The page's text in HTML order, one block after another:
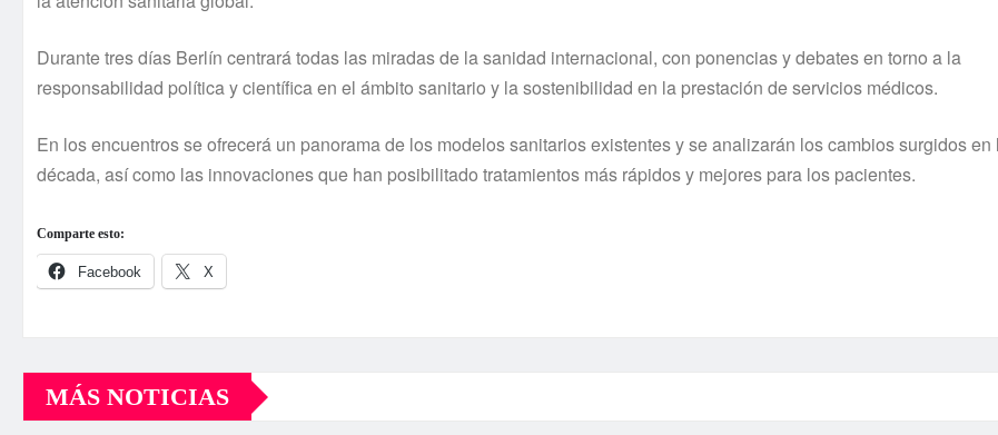
Durante tres dí­as Berlí­n centrará todas las miradas de la sanidad internacional, con ponencias y debates en torno a la
responsabilidad polí­tica y cientí­fica en el ámbito sanitario y la sostenibilidad en la prestación de servicios médicos.
En los encuentros se ofrecerá un panorama de los modelos sanitarios existentes y se analizarán los cambios surgidos en
década, así­ como las innovaciones que han posibilitado tratamientos más rápidos y mejores para los pacientes.
Comparte esto:
Facebook X
MÁS NOTICIAS